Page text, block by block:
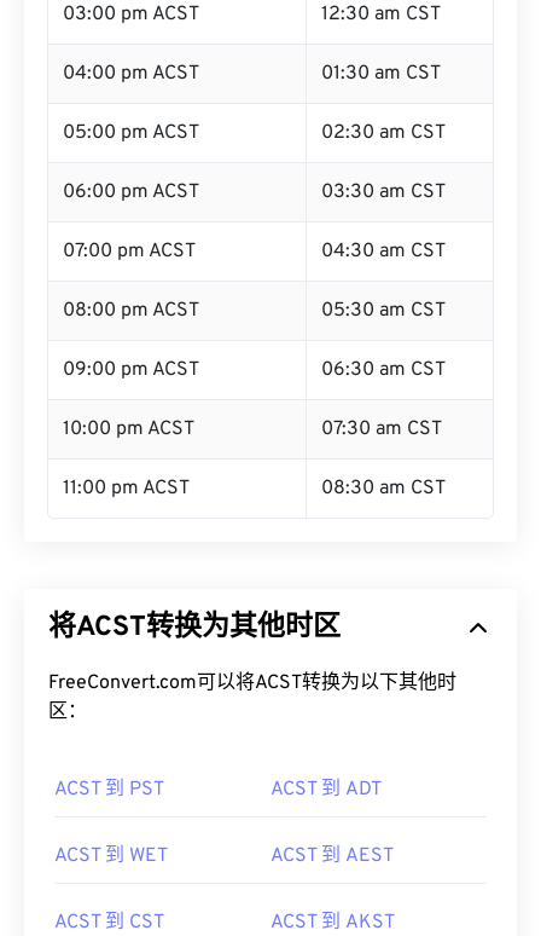
03:00 pm ACST 12:30 am CST
04:00 pm ACST 01:30 am CST
05:00 pm ACST 02:30 am CST
06:00 pm ACST 03:30 am CST
07:00 pm ACST 04:30 am CST
08:00 pm ACST 05:30 am CST
09:00 pm ACST 06:30 am CST
10:00 pm ACST 07:30 am CST
11:00 pm ACST 08:30 am CST
将ACST转换为其他时区
FreeConvert.com可以将ACST转换为以下其他时
区：
ACST 到 PST ACST 到 ADT
ACST 到 WET ACST 到 AEST
ACST 到 CST ACST 到 AKST